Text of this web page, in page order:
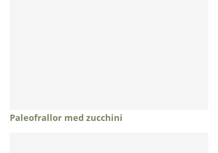
Paleofrallor med zucchini